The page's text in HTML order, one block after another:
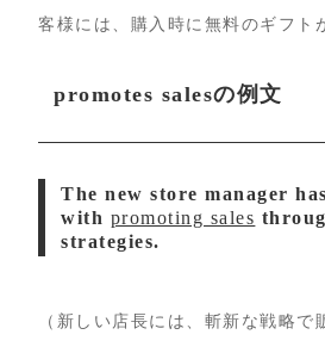
客様には、購入時に無料のギフト
promotes salesの例文
The new store manager
with promoting sales
strategies.
（新しい店長には、斬新な戦略で